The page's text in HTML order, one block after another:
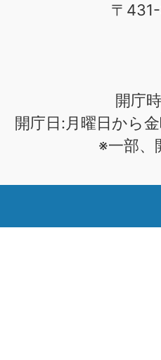
〒
開庁
開庁日:月曜日から
※一部、